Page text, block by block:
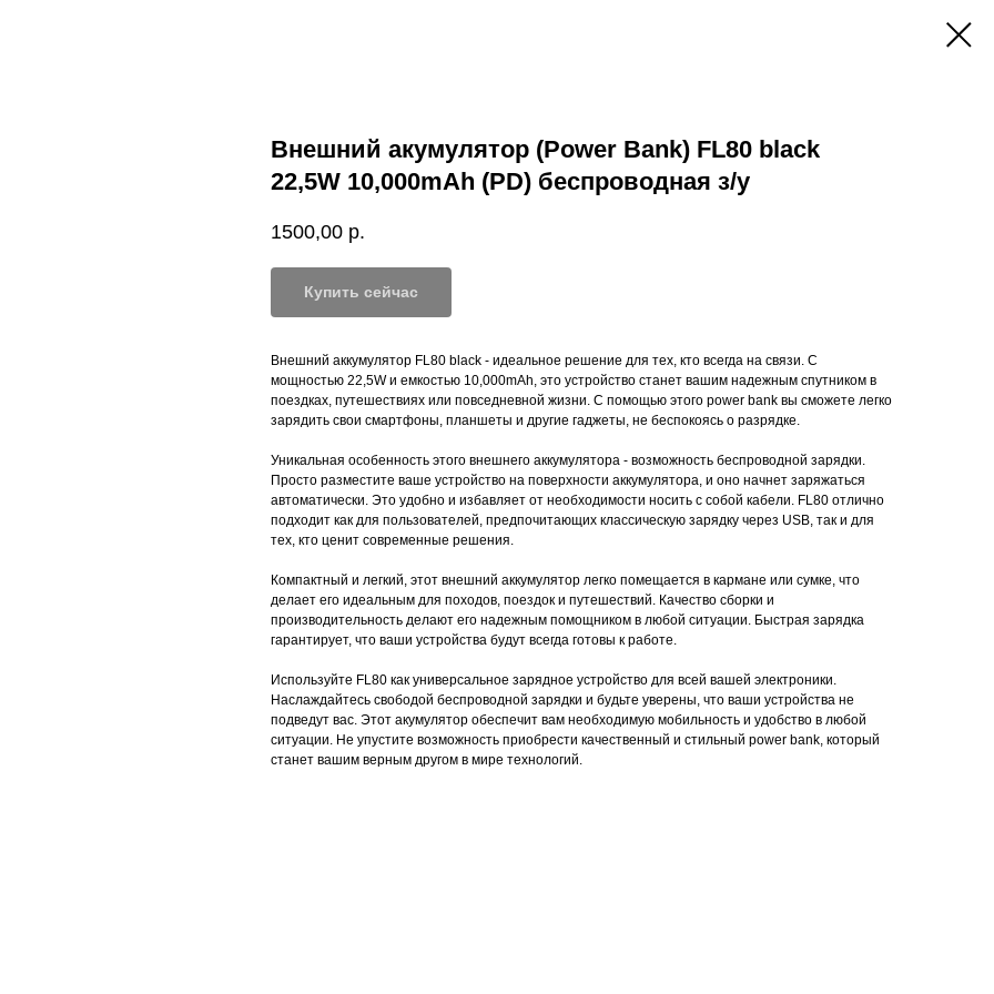
Внешний акумулятор (Power Bank) FL80 black
22,5W 10,000mAh (PD) беспроводная з/у
1500,00 р.
Купить сейчас
Внешний аккумулятор FL80 black - идеальное решение для тех, кто всегда на связи. С
мощностью 22,5W и емкостью 10,000mAh, это устройство станет вашим надежным спутником в
поездках, путешествиях или повседневной жизни. С помощью этого power bank вы сможете легко
зарядить свои смартфоны, планшеты и другие гаджеты, не беспокоясь о разрядке.
Уникальная особенность этого внешнего аккумулятора - возможность беспроводной зарядки.
Просто разместите ваше устройство на поверхности аккумулятора, и оно начнет заряжаться
автоматически. Это удобно и избавляет от необходимости носить с собой кабели. FL80 отлично
подходит как для пользователей, предпочитающих классическую зарядку через USB, так и для
тех, кто ценит современные решения.
Компактный и легкий, этот внешний аккумулятор легко помещается в кармане или сумке, что
делает его идеальным для походов, поездок и путешествий. Качество сборки и
производительность делают его надежным помощником в любой ситуации. Быстрая зарядка
гарантирует, что ваши устройства будут всегда готовы к работе.
Используйте FL80 как универсальное зарядное устройство для всей вашей электроники.
Наслаждайтесь свободой беспроводной зарядки и будьте уверены, что ваши устройства не
подведут вас. Этот акумулятор обеспечит вам необходимую мобильность и удобство в любой
ситуации. Не упустите возможность приобрести качественный и стильный power bank, который
станет вашим верным другом в мире технологий.